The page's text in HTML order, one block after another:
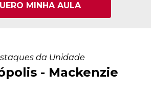
MINHA AULA
da Unidade
- Mackenzie